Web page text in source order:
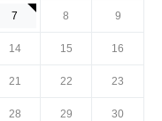
7 8 9
14 15 16
21 22 23
28 29 30